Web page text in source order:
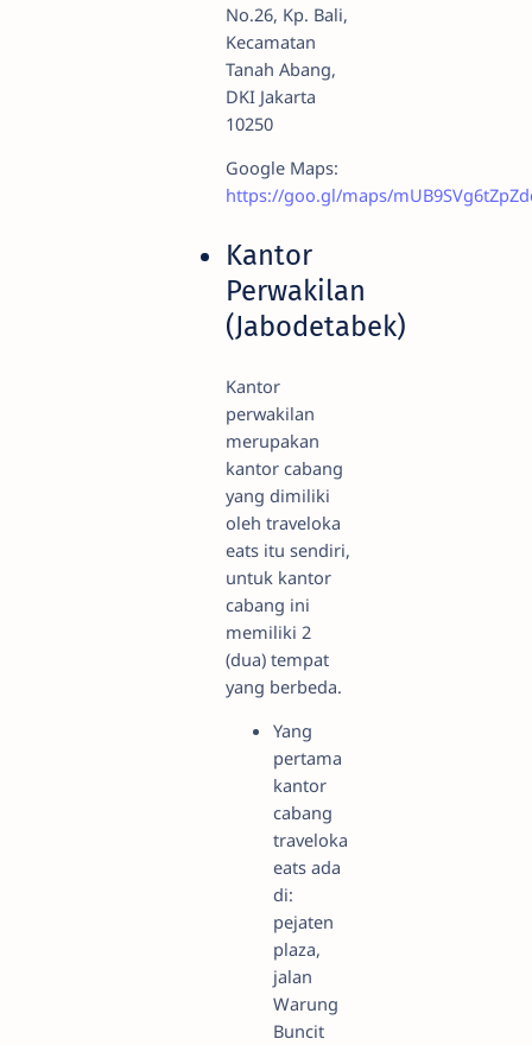
No.26, Kp. Bali,
Kecamatan
Tanah Abang,
DKI Jakarta
10250
Google Maps:
https://goo.gl/maps/
Kantor
Perwakilan
(Jabodetabek)
Kantor
perwakilan
merupakan
kantor cabang
yang dimiliki
oleh traveloka
eats itu sendiri,
untuk kantor
cabang ini
memiliki 2
(dua) tempat
yang berbeda.
Yang
pertama
kantor
cabang
traveloka
eats ada
di:
pejaten
plaza,
jalan
Warung
Buncit